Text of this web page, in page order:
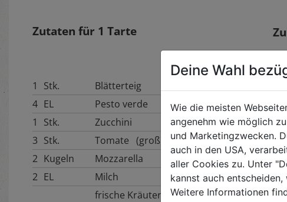
Zutaten für 1 Tarte
1 Stk.
Blätterteig
4 EL
Pesto verde
1
Stk.
Zucchini
3 Stk.
Tomate (groß)
2 Kugeln
Mozzarella
2 EL
Milch
frische Kräuter (Petersilie,
Deine Wahl
Wie die meisten
angenehm wie möglich
und Marketingzwecken.
auch in den USA,
aller Cookies zu. Unter
kannst auch
Weitere Informationen